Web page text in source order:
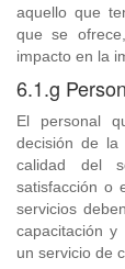
aquello que
que se
impacto en la
6.1.g
El personal
decisión de
calidad del
satisfacción o
servicios
capacitación
un servicio de